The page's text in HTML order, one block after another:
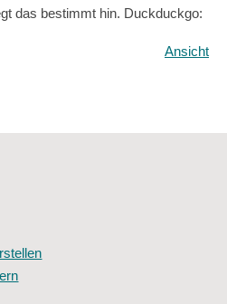
das bestimmt hin. Duckduckgo:
Ansicht